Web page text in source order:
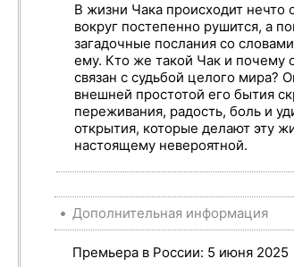
В жизни Чака происходит нечто
вокруг постепенно рушится, а
загадочные послания со
ему. Кто же такой Чак и почему
связан с судьбой целого мира?
внешней простотой его бытия
переживания, радость, боль и
открытия, которые делают эту
настоящему невероятной.
Дополнительная информация
Премьера в России: 5 июня 2025